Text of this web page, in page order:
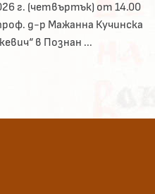
г. (четвъртък) от 14.00
д-р Мажанна Кучинска
в Познан ...